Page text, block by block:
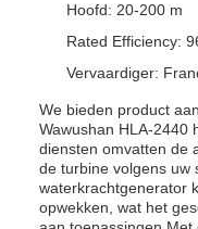
Hoofd: 20-200 m
Rated Efficiency:
Vervaardiger:
We bieden product
Wawushan HLA-2440
diensten omvatten de
de turbine volgens uw
waterkrachtgenerator
opwekken, wat het